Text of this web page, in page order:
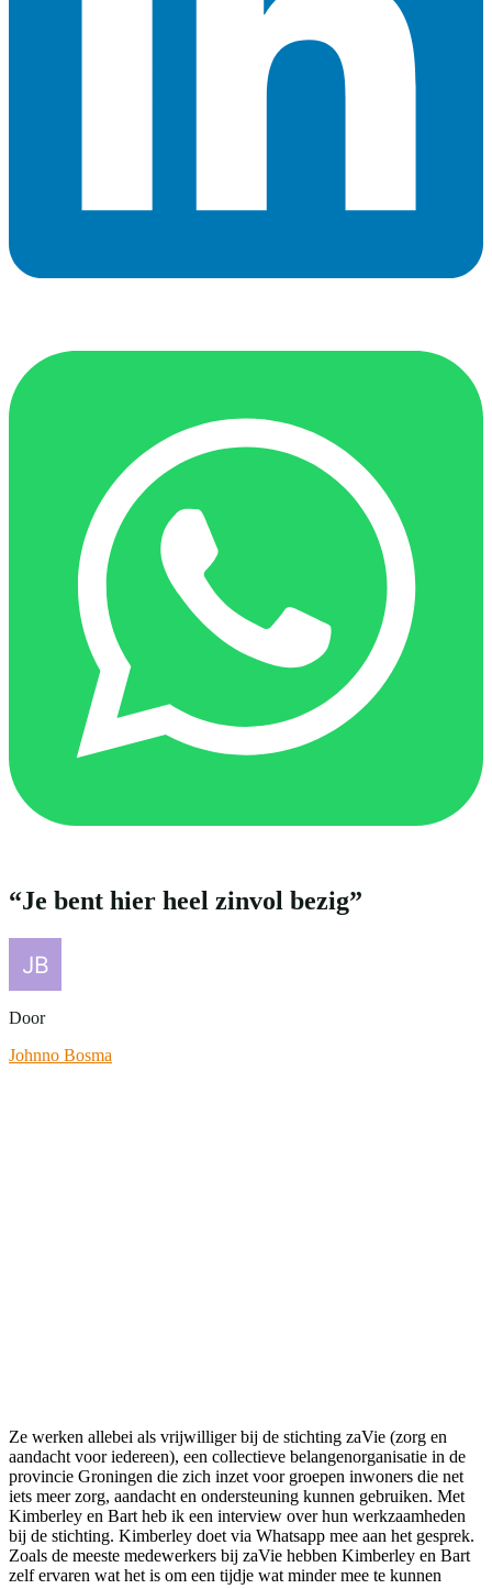
“Je bent hier heel zinvol bezig”
Door
Johnno Bosma
Ze werken allebei als vrijwilliger bij de stichting zaVie (zorg en
aandacht voor iedereen), een collectieve belangenorganisatie in de
provincie Groningen die zich inzet voor groepen inwoners die net
iets meer zorg, aandacht en ondersteuning kunnen gebruiken. Met
Kimberley en Bart heb ik een interview over hun werkzaamheden
bij de stichting. Kimberley doet via Whatsapp mee aan het gesprek.
Zoals de meeste medewerkers bij zaVie hebben Kimberley en Bart
zelf ervaren wat het is om een tijdje wat minder mee te kunnen